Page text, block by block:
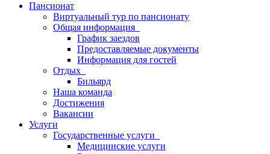
Пансионат
Виртуальный тур по пансионату
Общая информация
График заездов
Предоставляемые документы
Информация для гостей
Отдых
Бильярд
Наша команда
Достижения
Вакансии
Услуги
Государственные услуги
Медицинские услуги